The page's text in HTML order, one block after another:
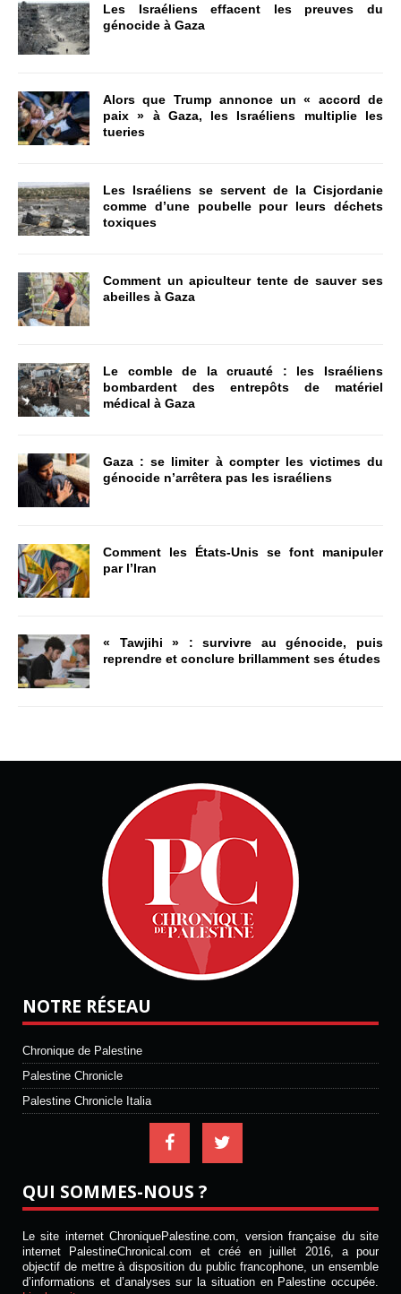
Les Israéliens effacent les preuves du
génocide à Gaza
Alors que Trump annonce un « accord de
paix » à Gaza, les Israéliens multiplie les
tueries
Les Israéliens se servent de la Cisjordanie
comme d’une poubelle pour leurs déchets
toxiques
Comment un apiculteur tente de sauver ses
abeilles à Gaza
Le comble de la cruauté : les Israéliens
bombardent des entrepôts de matériel
médical à Gaza
Gaza : se limiter à compter les victimes du
génocide n’arrêtera pas les israéliens
Comment les États-Unis se font manipuler
par l’Iran
« Tawjihi » : survivre au génocide, puis
reprendre et conclure brillamment ses études
NOTRE RÉSEAU
Chronique de Palestine
Palestine Chronicle
Palestine Chronicle Italia
QUI SOMMES-NOUS ?
Le site internet ChroniquePalestine.com, version française du site
internet PalestineChronical.com et créé en juillet 2016, a pour
objectif de mettre à disposition du public francophone, un ensemble
d’informations et d’analyses sur la situation en Palestine occupée.